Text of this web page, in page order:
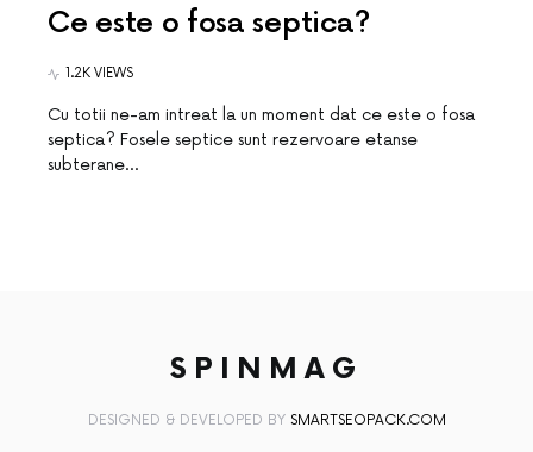
Ce este o fosa septica?
1.2K VIEWS
Cu totii ne-am intreat la un moment dat ce este o fosa
septica? Fosele septice sunt rezervoare etanse
subterane…
SPINMAG
DESIGNED & DEVELOPED BY SMARTSEOPACK.COM